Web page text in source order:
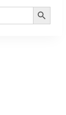
Search Button